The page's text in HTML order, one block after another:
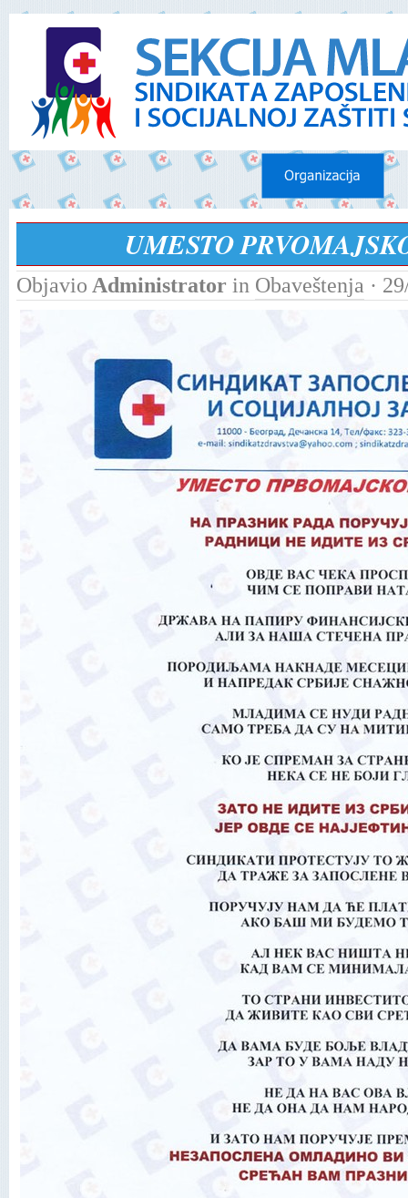
UMESTO
Objavio Administrator in Obaveštenja ·